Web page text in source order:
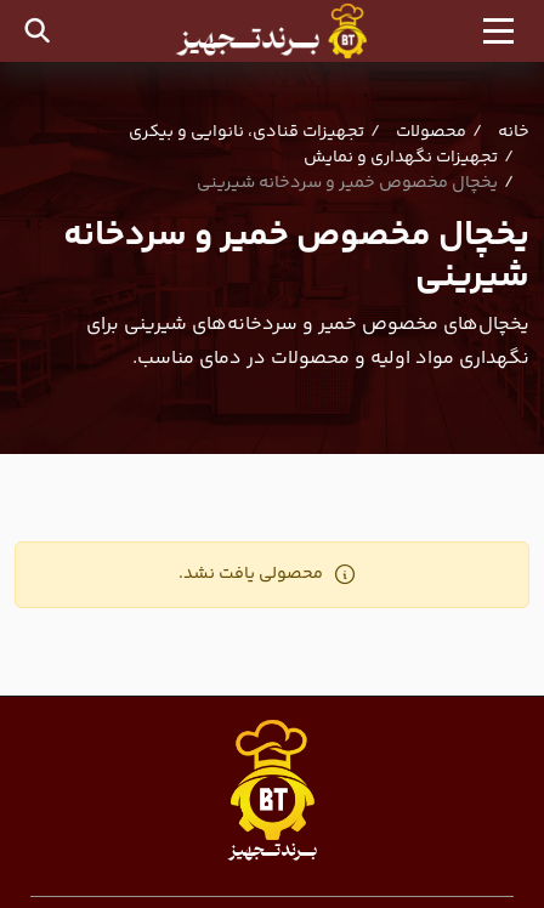
خانه محصولات
تجهیزات قنادی، نانوایی و بیکری
تجهیزات نگهداری و نمایش
یخچال مخصوص خمیر و سردخانه شیرینی
یخچال مخصوص خمیر و سردخانه
شیرینی
یخچال‌های مخصوص خمیر و سردخانه‌های شیرینی برای
نگهداری مواد اولیه و محصولات در دمای مناسب.
محصولی یافت نشد.